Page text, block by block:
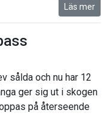
Läs mer
sålda och nu har 12
ger sig ut i skogen
på återseende